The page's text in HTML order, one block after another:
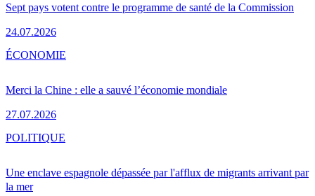
Sept pays votent contre le programme de santé de la Commission
24.07.2026
Merci la Chine : elle a sauvé l’économie mondiale
27.07.2026
ÉCONOMIE
Une enclave espagnole dépassée par l'afflux de migrants arrivant par
la mer
POLITIQUE